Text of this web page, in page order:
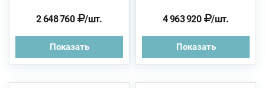
2 648 760 /шт.
Показать
4 963 920 /шт.
Показать